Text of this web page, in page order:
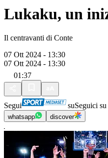
Lukaku, un
Il centravanti di Conte
07 Ott 2024 - 13:30
07 Ott 2024 - 13:30
01:37
Segui suSeguici su
whatsapp discover